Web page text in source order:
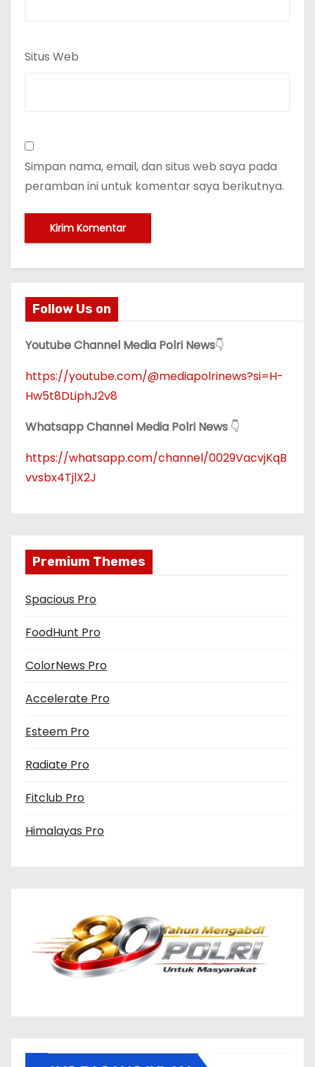
Situs Web
Simpan nama, email, dan situs web saya pada
peramban ini untuk komentar saya berikutnya.
Follow Us on
Youtube Channel Media Polri News👇
https://youtube.com/@mediapolrinews?si=H-
Hw5t8DLiphJ2v8
Whatsapp Channel Media Polri News 👇
https://whatsapp.com/channel/0029VacvjKqB
vvsbx4TjlX2J
Premium Themes
Spacious Pro
FoodHunt Pro
ColorNews Pro
Accelerate Pro
Esteem Pro
Radiate Pro
Fitclub Pro
Himalayas Pro